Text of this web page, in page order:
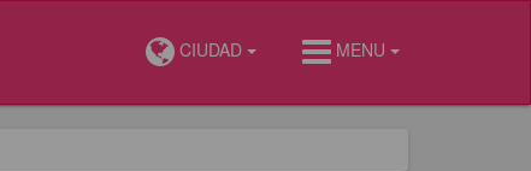
CIUDAD MENU